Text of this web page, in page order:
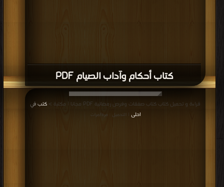
كتاب أحكام وآداب الصيام PDF
قراءة و تحميل كتاب كتاب صفقات وفرص رمضانية PDF مجانا | مكتبة >
كتب في
احلى
| التحميل : مرة/مرات